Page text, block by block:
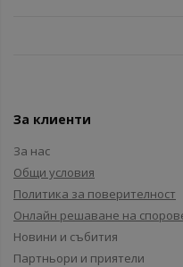
За клиенти
За нас
Общи условия
Политика за поверителност
Онлайн решаване на
Новини и събития
Партньори и приятели